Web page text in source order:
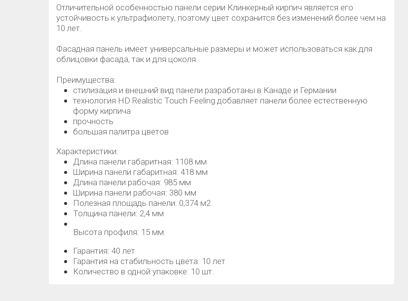
Отличительной особенностью панели серии Клинкерный кирпич является его
устойчивость к ультрафиолету, поэтому цвет сохранится без изменений более чем на
10 лет.
Фасадная панель имеет универсальные размеры и может использоваться как для
облицовки фасада, так и для цоколя.
Преимущества:
стилизация и внешний вид панели разработаны в Канаде и Германии
технология HD Realistic Touch Feeling добавляет панели более естественную
форму кирпича
прочность
большая палитра цветов
Характеристики:
Длина панели габаритная: 1108 мм
Ширина панели габаритная: 418 мм
Длина панели рабочая: 985 мм
Ширина панели рабочая: 380 мм
Полезная площадь панели: 0,374 м2
Толщина панели: 2,4 мм
Высота профиля: 15 мм
Гарантия: 40 лет
Гарантия на стабильность цвета: 10 лет
Количество в одной упаковке: 10 шт.